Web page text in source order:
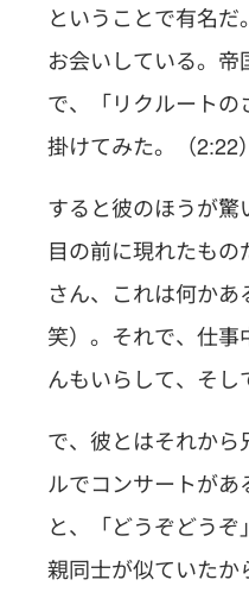
ということで有名
お会いしている。
で、「リクルート
掛けてみた。（2:22）
すると彼のほうが
目の前に現れたも
さん、これは何か
笑）。それで、仕
んもいらして、そし
で、彼とはそれか
ルでコンサートが
と、「どうぞどう
親同士が似ていたか